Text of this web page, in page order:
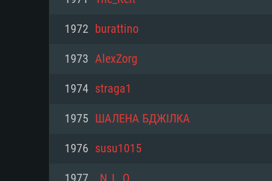
운영체제: Windows 10 (64 bit)
프로세서: 2.2 GHz 듀얼코어 이상
메모리: 4GB
그래픽 카드: DirectX 11 이상을
해상도: 720p
운영체제: Mac OS Big Sur 11.0
프로세서: 최소 2.2 GHz의 Core
원하지 않습니다)
(Mac), 혹은 이와 비슷한 성능을
의 AMD/Nvidia. 최소 해상도: 720p
운영체제: 64bit Linux 중 최신 버전
프로세서: 2.4 GHz 듀얼코어
메모리: 4 GB
그래픽 카드: Vulkan 을 지원하고,
와 동급의 성능을 가지며 최신 그
지원하는 AMD (6개월 미만; 최소
1972 burattino
1973 AlexZorg
1974 straga1
1975 ШАЛЕНА БДЖІЛКА
1976 susu1015
1977 _N_L_O_